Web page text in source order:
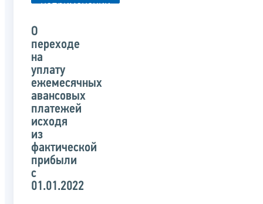
неприменении
указанного
О
переходе
на
уплату
ежемесячных
авансовых
платежей
исходя
из
фактической
прибыли
с
01.01.2022